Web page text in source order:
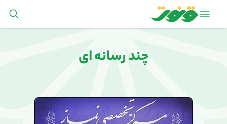
چند رسانه ای